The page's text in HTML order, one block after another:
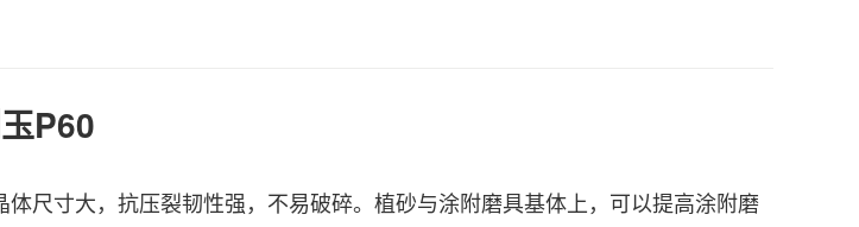
P60
尺寸大，抗压裂韧性强，不易破碎。植砂与涂附磨具基体上，可以提高涂附磨